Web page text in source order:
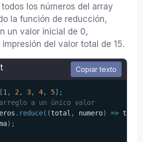
los números del array
la función de reducción,
un valor inicial de 0,
del valor total de 15.
Copiar texto
[1 , 2 , 3, 4, 5] ;
a un único valor
. reduce( (total , numero) =>
) ;